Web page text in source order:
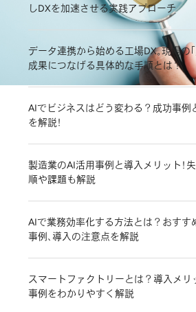
しDXを加速させる実践アプローチ
データ連携から始める工場DX。現場の
成果につなげる具体的な手順とは？
AIでビジネスはどう変わる？成功事例
を解説！
製造業のAI活用事例と導入メリット！
順や課題も解説
AIで業務効率化する方法とは？おすす
事例、導入の注意点を解説
スマートファクトリーとは？導入メリ
事例をわかりやすく解説